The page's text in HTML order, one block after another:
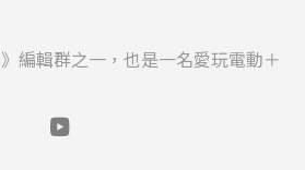
編輯群之一，也是一名愛玩電動＋